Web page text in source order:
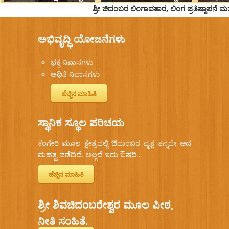
ಶ್ರೀ ಚಿದಂಬರ ಲಿಂಗಾವತಾರ, ಲಿಂಗ ಪ್ರತಿಷ್ಠಾಪನೆ
ಅಭಿವೃದ್ಧಿ ಯೋಜನೆಗಳು
ಭಕ್ತ ನಿವಾಸಗಳು
ಅಥಿತಿ ನಿವಾಸಗಳು
ಹೆಚ್ಚಿನ ಮಾಹಿತಿ
ಸ್ಥಾನಿಕ ಸ್ಥೂಲ ಪರಿಚಯ
ಕೆಂಗೇರಿ ಮೂಲ ಕ್ಷೇತ್ರದಲ್ಲಿ ಔದುಂಬರ ವೃಕ್ಷ ತನ್ನದೇ ಆದ
ಮಹತ್ವ ಪಡೆದಿದೆ. ಅಲ್ಲದೆ ಇದು ಔಷಧಿ...
ಹೆಚ್ಚಿನ ಮಾಹಿತಿ
ಶ್ರೀ ಶಿವಚಿದಂಬರೇಶ್ವರ ಮೂಲ ಪೀಠ,
ನೀತಿ ಸಂಹಿತೆ.